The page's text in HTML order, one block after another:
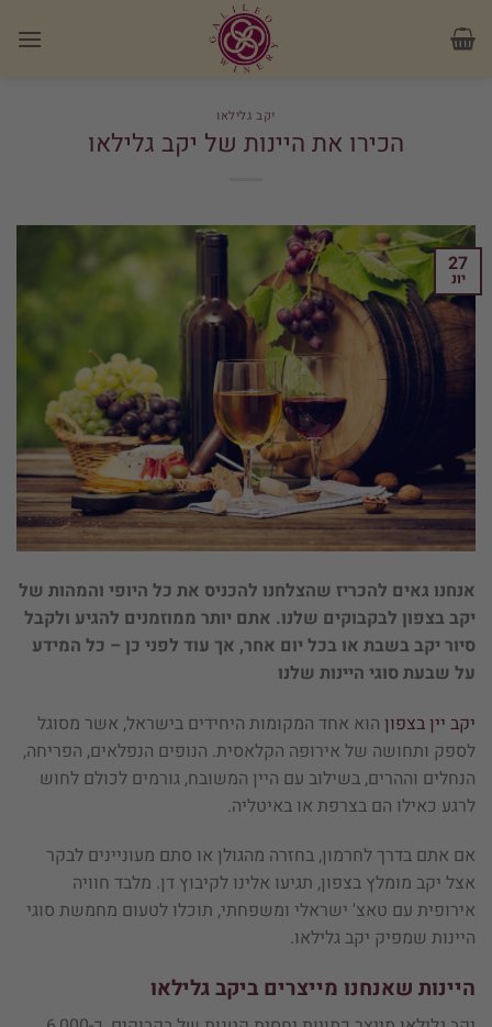
יקב גלילאו
הכירו את היינות של יקב גלילאו
27
יונ
אנחנו גאים להכריז שהצלחנו להכניס את כל היופי והמהות של
יקב בצפון לבקבוקים שלנו. אתם יותר ממוזמנים להגיע ולקבל
סיור יקב בשבת או בכל יום אחר, אך עוד לפני כן – כל המידע
על שבעת סוגי היינות שלנו
יקב יין בצפון הוא אחד המקומות היחידים בישראל, אשר מסוגל
לספק ותחושה של אירופה הקלאסית. הנופים הנפלאים, הפריחה,
הנחלים וההרים, בשילוב עם היין המשובח, גורמים לכולם לחוש
לרגע כאילו הם בצרפת או באיטליה.
אם אתם בדרך לחרמון, בחזרה מהגולן או סתם מעוניינים לבקר
אצל יקב מומלץ בצפון, תגיעו אלינו לקיבוץ דן. מלבד חוויה
אירופית עם טאצ' ישראלי ומשפחתי, תוכלו לטעום מחמשת סוגי
היינות שמפיק יקב גלילאו.
היינות שאנחנו מייצרים ביקב גלילאו